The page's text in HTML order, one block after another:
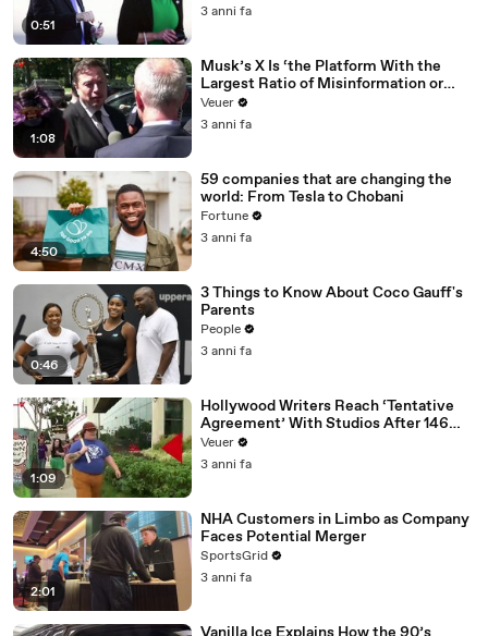
0:51
3 anni fa
1:08
Musk’s X Is ‘the Platform With the
Largest Ratio of Misinformation or
Disinformation’ Amongst All Social
Media Platforms
Veuer
3 anni fa
4:50
59 companies that are changing the
world: From Tesla to Chobani
Fortune
3 anni fa
0:46
3 Things to Know About Coco Gauff's
Parents
People
3 anni fa
1:09
Hollywood Writers Reach ‘Tentative
Agreement’ With Studios After 146
Day Strike
Veuer
3 anni fa
2:01
NHA Customers in Limbo as Company
Faces Potential Merger
SportsGrid
3 anni fa